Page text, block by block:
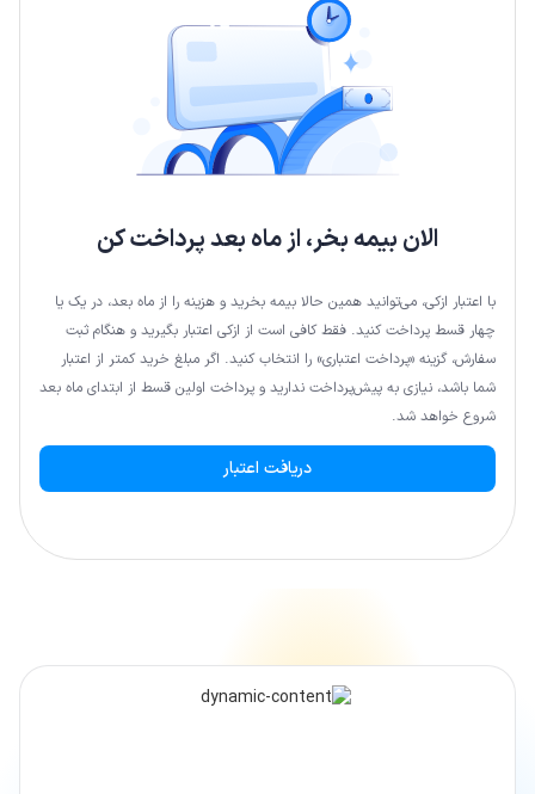
الان بیمه بخر، از ماه بعد پرداخت کن
با اعتبار ازکی، می‌توانید همین حالا بیمه بخرید و هزینه را از ماه بعد، در یک یا
چهار قسط پرداخت کنید. فقط کافی است از ازکی اعتبار بگیرید و هنگام ثبت
سفارش، گزینه «پرداخت اعتباری» را انتخاب کنید. اگر مبلغ خرید کمتر از اعتبار
شما باشد، نیازی به پیش‌پرداخت ندارید و پرداخت اولین قسط از ابتدای ماه بعد
شروع خواهد شد.
دریافت اعتبار